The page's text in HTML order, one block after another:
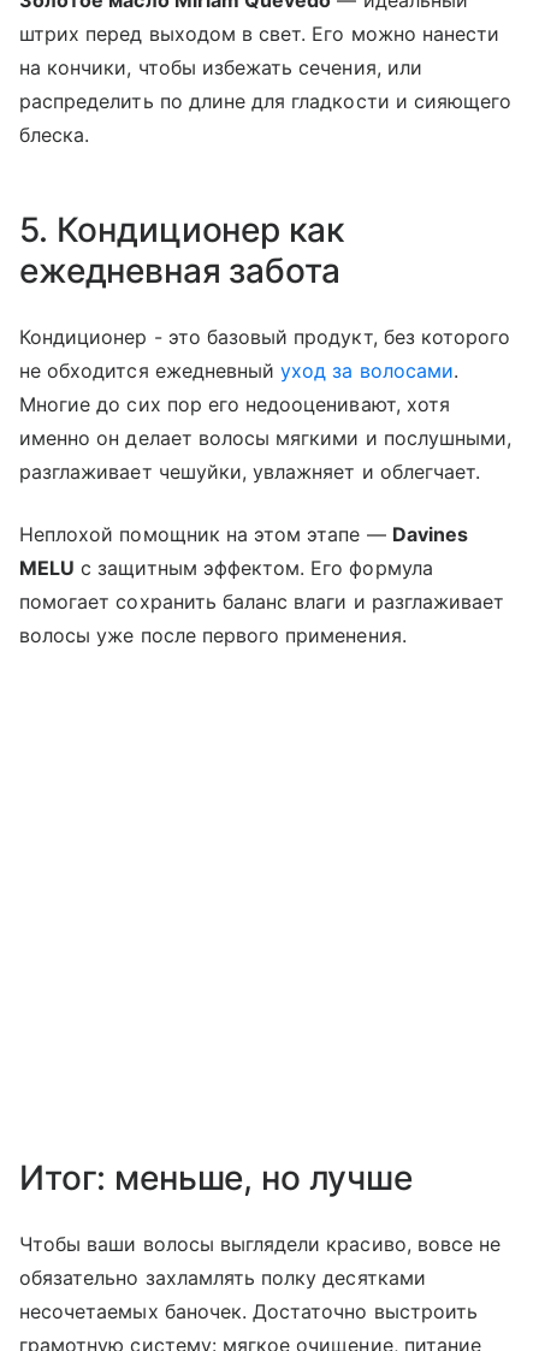
штрих перед выходом в свет. Его можно нанести
на кончики, чтобы избежать сечения, или
распределить по длине для гладкости и сияющего
блеска.
5. Кондиционер как
ежедневная забота
Кондиционер - это базовый продукт, без которого
не обходится ежедневныйуход за волосами.
Многие до сих пор его недооценивают, хотя
именно он делает волосы мягкими и послушными,
разглаживает чешуйки, увлажняет и облегчает.
Неплохой помощник на этом этапе — Davines
MELU с защитным эффектом. Его формула
помогает сохранить баланс влаги и разглаживает
волосы уже после первого применения.
Итог: меньше, но лучше
Чтобы ваши волосы выглядели красиво, вовсе не
обязательно захламлять полку десятками
несочетаемых баночек. Достаточно выстроить
грамотную систему: мягкое очищение, питание